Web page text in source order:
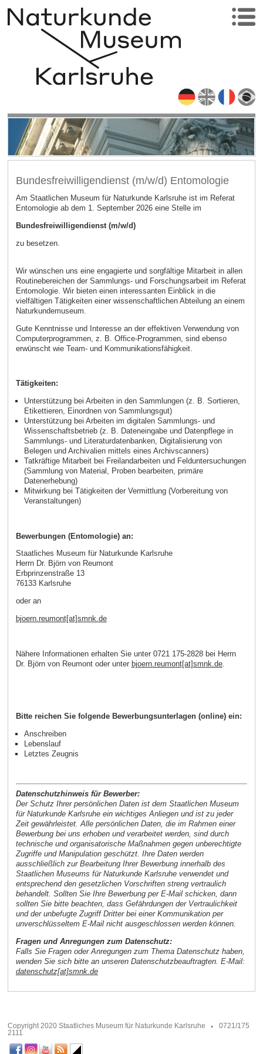
Bundesfreiwilligendienst (m/w/d) Entomologie
Am Staatlichen Museum für Naturkunde Karlsruhe ist im Referat
Entomologie ab dem 1. September 2026 eine Stelle im
Bundesfreiwilligendienst (m/w/d)
zu besetzen.
Wir wünschen uns eine engagierte und sorgfältige Mitarbeit in allen
Routinebereichen der Sammlungs- und Forschungsarbeit im Referat
Entomologie. Wir bieten einen interessanten Einblick in die
vielfältigen Tätigkeiten einer wissenschaftlichen Abteilung an einem
Naturkundemuseum.
Gute Kenntnisse und Interesse an der effektiven Verwendung von
Computerprogrammen, z. B. Office-Programmen, sind ebenso
erwünscht wie Team- und Kommunikationsfähigkeit.
Tätigkeiten:
Unterstützung bei Arbeiten in den Sammlungen (z. B. Sortieren,
Etikettieren, Einordnen von Sammlungsgut)
Unterstützung bei Arbeiten im digitalen Sammlungs- und
Wissenschaftsbetrieb (z. B. Dateneingabe und Datenpflege in
Sammlungs- und Literaturdatenbanken, Digitalisierung von
Belegen und Archivalien mittels eines Archivscanners)
Tatkräftige Mitarbeit bei Freilandarbeiten und Felduntersuchungen
(Sammlung von Material, Proben bearbeiten, primäre
Datenerhebung)
Mitwirkung bei Tätigkeiten der Vermittlung (Vorbereitung von
Veranstaltungen)
Bewerbungen (Entomologie) an:
Staatliches Museum für Naturkunde Karlsruhe
Herrn Dr. Björn von Reumont
Erbprinzenstraße 13
76133 Karlsruhe
oder an
bjoern.reumont[at]smnk.de
Nähere Informationen erhalten Sie unter 0721 175-2828 bei Herrn
Dr. Björn von Reumont oder unter bjoern.reumont[at]smnk.de.
Bitte reichen Sie folgende Bewerbungsunterlagen (online) ein:
Anschreiben
Lebenslauf
Letztes Zeugnis
Datenschutzhinweis für Bewerber:
Der Schutz Ihrer persönlichen Daten ist dem Staatlichen Museum
für Naturkunde Karlsruhe ein wichtiges Anliegen und ist zu jeder
Zeit gewährleistet. Alle persönlichen Daten, die im Rahmen einer
Bewerbung bei uns erhoben und verarbeitet werden, sind durch
technische und organisatorische Maßnahmen gegen unberechtigte
Zugriffe und Manipulation geschützt. Ihre Daten werden
ausschließlich zur Bearbeitung Ihrer Bewerbung innerhalb des
Staatlichen Museums für Naturkunde Karlsruhe verwendet und
entsprechend den gesetzlichen Vorschriften streng vertraulich
behandelt. Sollten Sie Ihre Bewerbung per E-Mail schicken, dann
sollten Sie bitte beachten, dass Gefährdungen der Vertraulichkeit
und der unbefugte Zugriff Dritter bei einer Kommunikation per
unverschlüsseltem E-Mail nicht ausgeschlossen werden können.
Fragen und Anregungen zum Datenschutz:
Falls Sie Fragen oder Anregungen zum Thema Datenschutz haben,
wenden Sie sich bitte an unseren Datenschutzbeauftragten. E-Mail:
datenschutz[at]smnk.de
Copyright 2020 Staatliches Museum für Naturkunde Karlsruhe
0721/175
2111